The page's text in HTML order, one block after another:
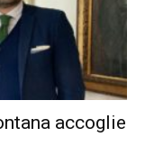
accoglie